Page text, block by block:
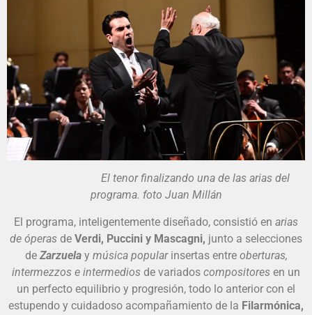
El tenor finalizando una de las arias del
programa. foto Juan Millán
El programa, inteligentemente diseñado, consistió en arias
de óperas de Verdi, Puccini y Mascagni, junto a selecciones
deZarzuela y música popularinsertas entre oberturas,
intermezzos e intermedios de variados compositores en un
un perfecto equilibrio y progresión, todo lo anterior con el
estupendo y cuidadoso acompañamiento de la Filarmónica,